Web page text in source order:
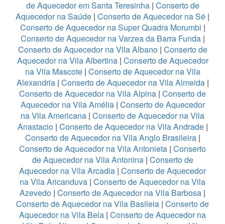
de Aquecedor em Santa Teresinha| Conserto de
Aquecedor na Saúde | Conserto de Aquecedor na Sé |
Conserto de Aquecedor na Super Quadra Morumbi |
Conserto de Aquecedor na Varzea da Barra Funda|
Conserto de Aquecedor na Vila Albano| Conserto de
Aquecedor na Vila Albertina| Conserto de Aquecedor
na Vila Mascote| Conserto de Aquecedor na Vila
Alexandria| Conserto de Aquecedor na Vila Almeida |
Conserto de Aquecedor na Vila Alpina | Conserto de
Aquecedor na Vila Amélia | Conserto de Aquecedor
na Vila Americana | Conserto de Aquecedor na Vila
Anastacio| Conserto de Aquecedor na Vila Andrade|
Conserto de Aquecedor na Vila Anglo Brasileira|
Conserto de Aquecedor na Vila Antonieta | Conserto
de Aquecedor na Vila Antonina| Conserto de
Aquecedor na Vila Arcadia | Conserto de Aquecedor
na Vila Aricanduva | Conserto de Aquecedor na Vila
Azevedo | Conserto de Aquecedor na Vila Barbosa |
Conserto de Aquecedor na Vila Basileia | Conserto de
Aquecedor na Vila Bela | Conserto de Aquecedor na